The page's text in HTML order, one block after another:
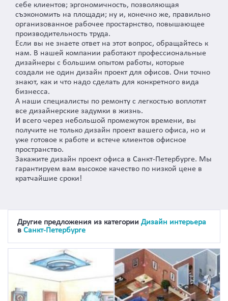
себе клиентов; эргономичность, позволяющая
съэкономить на площади; ну и, конечно же, правильно
организованное рабочее простарнство, повышающее
производительность труда.
Если вы не знаете ответ на этот вопрос, обращайтесь к
нам. В нашей компании работают профессиональные
дизайнеры с большим опытом работы, которые
создали не один дизайн проект для офисов. Они точно
знают, как и что надо сделать для конкретного вида
бизнесса.
А наши специалисты по ремонту с легкостью воплотят
все дизайнерские задумки в жизнь.
И всего через небольшой промежуток времени, вы
получите не только дизайн проект вашего офиса, но и
уже готовое к работе и встече клиентов офисное
пространство.
Закажите дизайн проект офиса в Санкт-Петербурге. Мы
гарантируем вам высокое качество по низкой цене в
кратчайшие сроки!
Другие предложения из категории Дизайн интерьера
в Санкт-Петербурге